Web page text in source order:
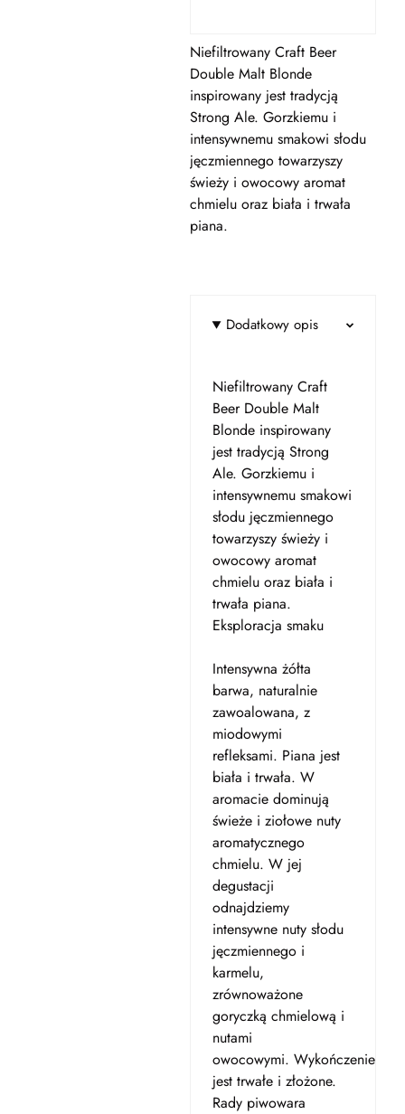
Niefiltrowany Craft Beer
Double Malt Blonde
inspirowany jest tradycją
Strong Ale. Gorzkiemu i
intensywnemu smakowi słodu
jęczmiennego towarzyszy
świeży i owocowy aromat
chmielu oraz biała i trwała
piana.
Dodatkowy opis
Niefiltrowany Craft
Beer Double Malt
Blonde inspirowany
jest tradycją Strong
Ale. Gorzkiemu i
intensywnemu smakowi
słodu jęczmiennego
towarzyszy świeży i
owocowy aromat
chmielu oraz biała i
trwała piana.
Eksploracja smaku
Intensywna żółta
barwa, naturalnie
zawoalowana, z
miodowymi
refleksami. Piana jest
biała i trwała. W
aromacie dominują
świeże i ziołowe nuty
aromatycznego
chmielu. W jej
degustacji
odnajdziemy
intensywne nuty słodu
jęczmiennego i
karmelu,
zrównoważone
goryczką chmielową i
nutami
owocowymi. Wykończenie
jest trwałe i złożone.
Rady piwowara